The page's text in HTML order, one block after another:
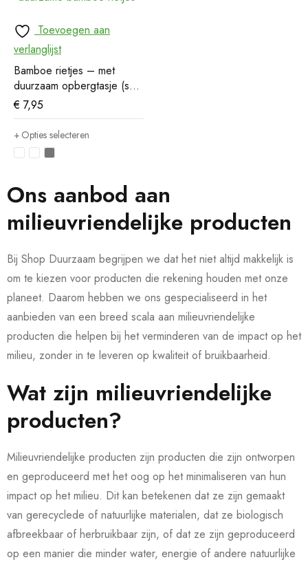
Toevoegen aan
verlanglijst
Bamboe rietjes – met
duurzaam opbergtasje (set
van 6)
€ 7,95
Opties selecteren
Ons aanbod aan
milieuvriendelijke producten
Bij Shop Duurzaam begrijpen we dat het niet altijd makkelijk is
om te kiezen voor producten die rekening houden met onze
planeet. Daarom hebben we ons gespecialiseerd in het
aanbieden van een breed scala aan milieuvriendelijke
producten die helpen bij het verminderen van de impact op het
milieu, zonder in te leveren op kwaliteit of bruikbaarheid.
Wat zijn milieuvriendelijke
producten?
Milieuvriendelijke producten zijn producten die zijn ontworpen
en geproduceerd met het oog op het minimaliseren van hun
impact op het milieu. Dit kan betekenen dat ze zijn gemaakt
van gerecyclede of natuurlijke materialen, dat ze biologisch
afbreekbaar of herbruikbaar zijn, of dat ze zijn geproduceerd
op een manier die minder water, energie of andere natuurlijke